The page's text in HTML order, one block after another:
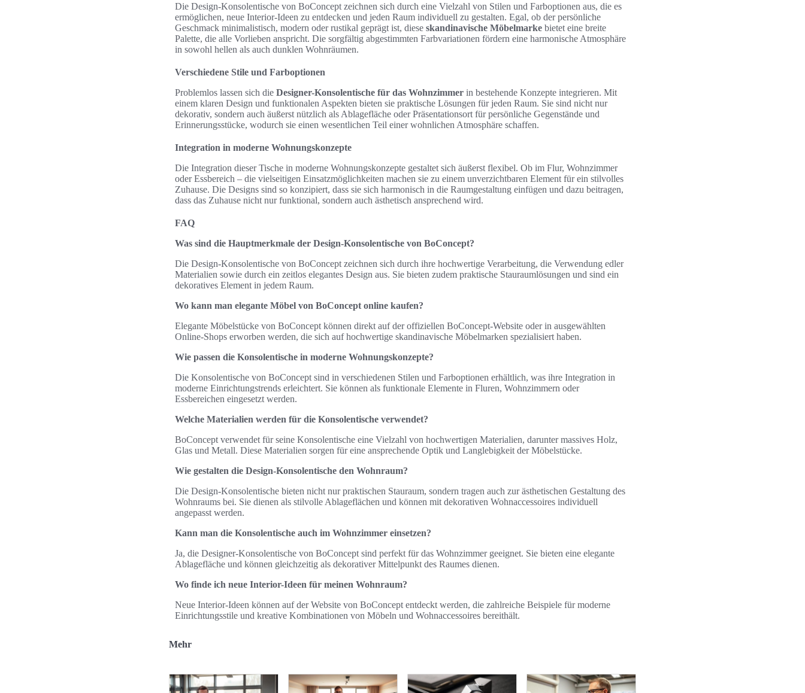
Die Design-Konsolentische von BoConcept zeichnen sich durch eine Vielzahl von Stilen und Farboptionen aus, die es
ermöglichen, neue Interior-Ideen zu entdecken und jeden Raum individuell zu gestalten. Egal, ob der persönliche
Geschmack minimalistisch, modern oder rustikal geprägt ist, diese skandinavische Möbelmarke bietet eine breite
Palette, die alle Vorlieben anspricht. Die sorgfältig abgestimmten Farbvariationen fördern eine harmonische Atmosphäre
in sowohl hellen als auch dunklen Wohnräumen.
Verschiedene Stile und Farboptionen
Problemlos lassen sich die Designer-Konsolentische für das Wohnzimmer in bestehende Konzepte integrieren. Mit
einem klaren Design und funktionalen Aspekten bieten sie praktische Lösungen für jeden Raum. Sie sind nicht nur
dekorativ, sondern auch äußerst nützlich als Ablagefläche oder Präsentationsort für persönliche Gegenstände und
Erinnerungsstücke, wodurch sie einen wesentlichen Teil einer wohnlichen Atmosphäre schaffen.
Integration in moderne Wohnungskonzepte
Die Integration dieser Tische in moderne Wohnungskonzepte gestaltet sich äußerst flexibel. Ob im Flur, Wohnzimmer
oder Essbereich – die vielseitigen Einsatzmöglichkeiten machen sie zu einem unverzichtbaren Element für ein stilvolles
Zuhause. Die Designs sind so konzipiert, dass sie sich harmonisch in die Raumgestaltung einfügen und dazu beitragen,
dass das Zuhause nicht nur funktional, sondern auch ästhetisch ansprechend wird.
FAQ
Was sind die Hauptmerkmale der Design-Konsolentische von BoConcept?
Die Design-Konsolentische von BoConcept zeichnen sich durch ihre hochwertige Verarbeitung, die Verwendung edler
Materialien sowie durch ein zeitlos elegantes Design aus. Sie bieten zudem praktische Stauraumlösungen und sind ein
dekoratives Element in jedem Raum.
Wo kann man elegante Möbel von BoConcept online kaufen?
Elegante Möbelstücke von BoConcept können direkt auf der offiziellen BoConcept-Website oder in ausgewählten
Online-Shops erworben werden, die sich auf hochwertige skandinavische Möbelmarken spezialisiert haben.
Wie passen die Konsolentische in moderne Wohnungskonzepte?
Die Konsolentische von BoConcept sind in verschiedenen Stilen und Farboptionen erhältlich, was ihre Integration in
moderne Einrichtungstrends erleichtert. Sie können als funktionale Elemente in Fluren, Wohnzimmern oder
Essbereichen eingesetzt werden.
Welche Materialien werden für die Konsolentische verwendet?
BoConcept verwendet für seine Konsolentische eine Vielzahl von hochwertigen Materialien, darunter massives Holz,
Glas und Metall. Diese Materialien sorgen für eine ansprechende Optik und Langlebigkeit der Möbelstücke.
Wie gestalten die Design-Konsolentische den Wohnraum?
Die Design-Konsolentische bieten nicht nur praktischen Stauraum, sondern tragen auch zur ästhetischen Gestaltung des
Wohnraums bei. Sie dienen als stilvolle Ablageflächen und können mit dekorativen Wohnaccessoires individuell
angepasst werden.
Kann man die Konsolentische auch im Wohnzimmer einsetzen?
Ja, die Designer-Konsolentische von BoConcept sind perfekt für das Wohnzimmer geeignet. Sie bieten eine elegante
Ablagefläche und können gleichzeitig als dekorativer Mittelpunkt des Raumes dienen.
Wo finde ich neue Interior-Ideen für meinen Wohnraum?
Neue Interior-Ideen können auf der Website von BoConcept entdeckt werden, die zahlreiche Beispiele für moderne
Einrichtungsstile und kreative Kombinationen von Möbeln und Wohnaccessoires bereithält.
Mehr